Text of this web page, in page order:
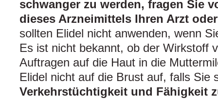
schwanger zu werden, fragen Sie
dieses Arzneimittels Ihren Arzt
sollten Elidel nicht anwenden, wenn
Es ist nicht bekannt, ob der Wirkstoff
Auftragen auf die Haut in die
Elidel nicht auf die Brust auf, falls Sie
Verkehrstüchtigkeit und Fähigkeit